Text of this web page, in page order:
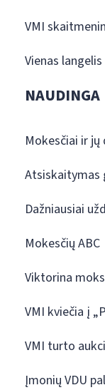
VMI
Vienas
NAUDINGA
Mokesčiai ir jų
Atsiskaitymas
Dažniausiai
Mokesčių ABC
Viktorina
VMI kviečia į
VMI turto
Įmonių VDU